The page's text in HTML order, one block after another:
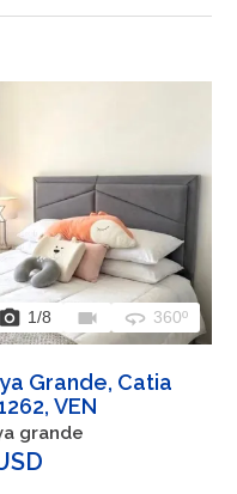
photo_camera 1/8 videocam 360 360º
Grande, Catia
VEN
grande